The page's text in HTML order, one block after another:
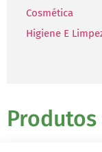
Cosmética
Higiene E